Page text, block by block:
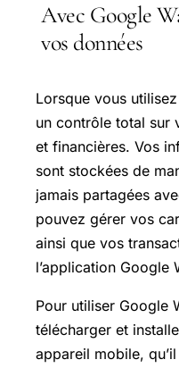
Avec Google
vos données
Lorsque vous
un contrôle total sur
et financières. Vos
sont stockées de
jamais partagées
pouvez gérer vos
ainsi que vos
l’application Google
Pour utiliser Google
télécharger et
appareil mobile, qu’il